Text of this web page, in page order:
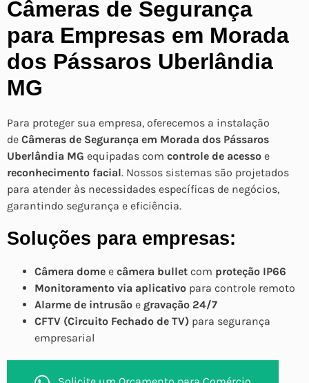
Câmeras de Segurança
para Empresas em Morada
dos Pássaros Uberlândia
MG
Para proteger sua empresa, oferecemos a instalação
de Câmeras de Segurança em Morada dos Pássaros
Uberlândia MG equipadas com controle de acesso e
reconhecimento facial. Nossos sistemas são projetados
para atender às necessidades específicas de negócios,
garantindo segurança e eficiência.
Soluções para empresas:
Câmera dome e câmera bullet com proteção IP66
Monitoramento via aplicativo para controle remoto
Alarme de intrusão e gravação 24/7
CFTV (Circuito Fechado de TV) para segurança
empresarial